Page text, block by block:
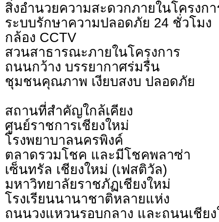
สิ่งอำนวยความสะดวกภายในโครงกา
ระบบรักษาความปลอดภัย 24 ชั่วโมง
กล้อง CCTV
สวนสาธารณะภายในโครงการ
ถนนกว้าง บรรยากาศร่มรื่น
ชุมชนคุณภาพ เงียบสงบ ปลอดภัย
สถานที่สำคัญใกล้เคียง
ศูนย์ราชการเชียงใหม่
โรงพยาบาลนครพิงค์
ตลาดรวมโชค และมีโชคพลาซ่า
เซ็นทรัล เชียงใหม่ (เฟสติวัล)
มหาวิทยาลัยราชภัฏเชียงใหม่
โรงเรียนนานาชาติหลายแห่ง
ถนนวงแหวนรอบกลาง และถนนเชีย